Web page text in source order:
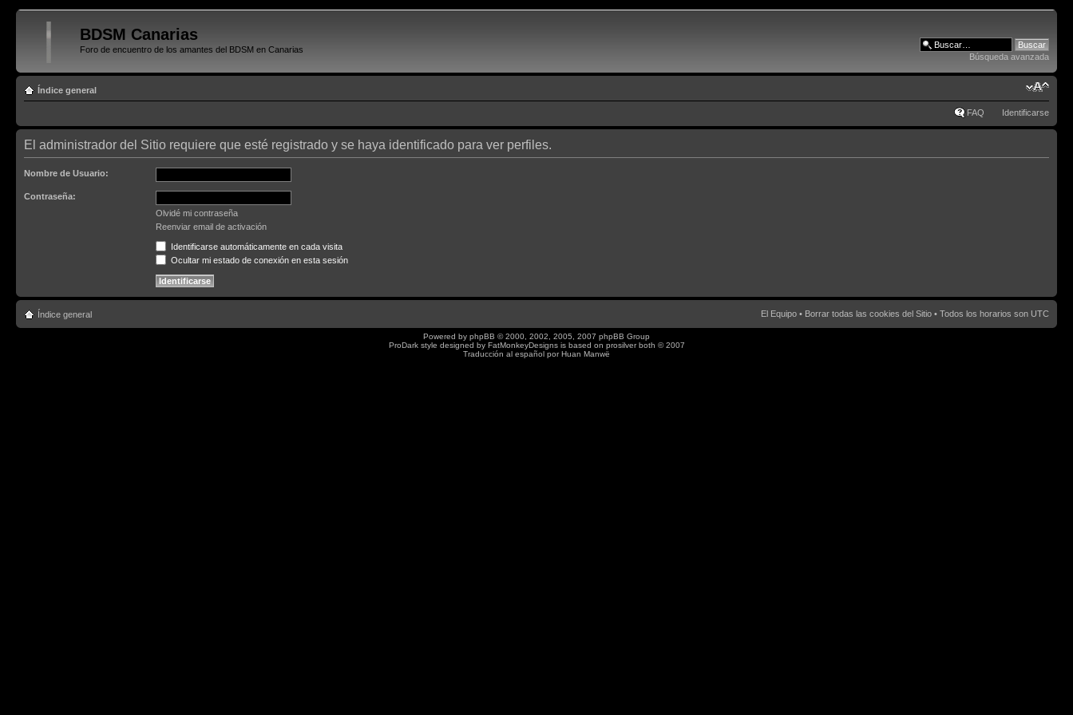
BDSM Canarias
Foro de encuentro de los amantes del BDSM en Canarias
Búsqueda avanzada
Índice general
FAQ Identificarse
El administrador del Sitio requiere que esté registrado y se haya identificado para ver perfiles.
Nombre de Usuario:
Contraseña:
Olvidé mi contraseña
Reenviar email de activación
Identificarse automáticamente en cada visita
Ocultar mi estado de conexión en esta sesión
Índice general El Equipo • Borrar todas las cookies del Sitio • Todos los horarios son UTC
Powered by phpBB © 2000, 2002, 2005, 2007 phpBB Group
ProDark style designed by FatMonkeyDesignsis based on prosilverboth © 2007
Traducción al español porHuan Manwë